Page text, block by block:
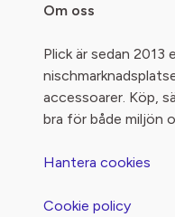
Om oss
Plick är sedan 2013
accessoarer. Köp,
bra för både miljön
Hantera cookies
Cookie policy